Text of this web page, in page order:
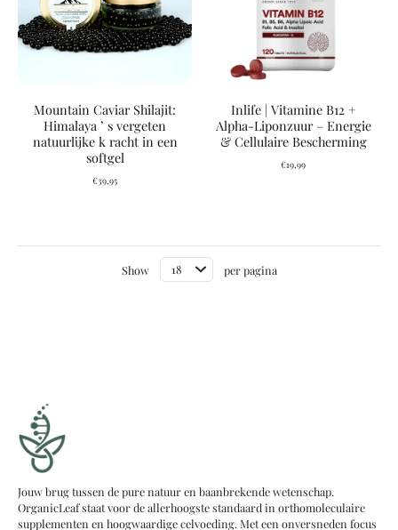
Mountain Caviar Shilajit:
Himalaya ’ s vergeten
natuurlijke k racht in een
softgel
€39,95
Inlife | Vitamine B12 +
Alpha-Liponzuur – Energie
& Cellulaire Bescherming
€19,99
Show per pagina
Jouw brug tussen de pure natuur en baanbrekende wetenschap.
OrganicLeaf staat voor de allerhoogste standaard in orthomoleculaire
supplementen en hoogwaardige celvoeding. Met een onversneden focus